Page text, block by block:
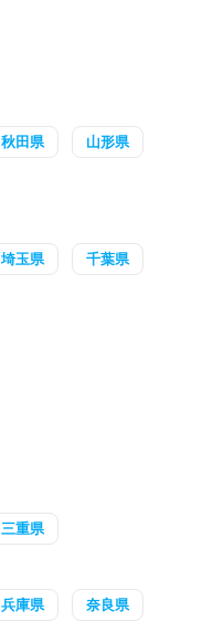
秋田県 山形県
埼玉県 千葉県
三重県
兵庫県 奈良県